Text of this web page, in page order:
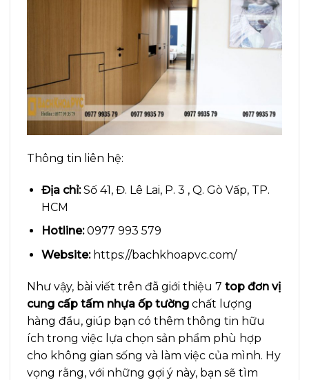
Thông tin liên hệ:
Địa chỉ:Số 41, Đ. Lê Lai, P. 3 , Q. Gò Vấp, TP.
HCM
Hotline:0977 993 579
Website:https://bachkhoapvc.com/
Như vậy, bài viết trên đã giới thiệu 7 top đơn vị
cung cấp tấm nhựa ốp tường chất lượng
hàng đầu, giúp bạn có thêm thông tin hữu
ích trong việc lựa chọn sản phẩm phù hợp
cho không gian sống và làm việc của mình. Hy
vọng rằng, với những gợi ý này, bạn sẽ tìm